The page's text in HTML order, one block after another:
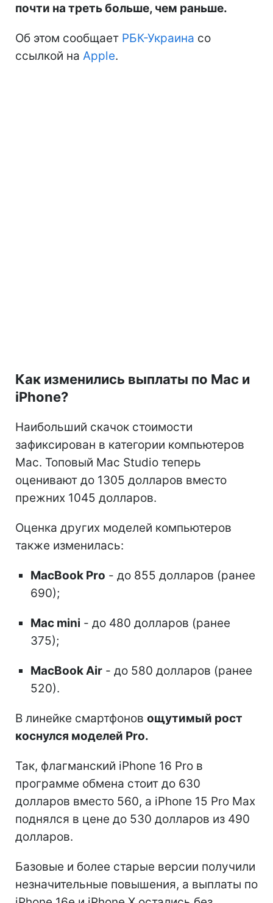
почти на треть больше, чем раньше.
Об этом сообщает РБК-Украина со
ссылкой на Apple.
Как изменились выплаты по Mac и
iPhone?
Наибольший скачок стоимости
зафиксирован в категории компьютеров
Mac. Топовый Mac Studio теперь
оценивают до 1305 долларов вместо
прежних 1045 долларов.
Оценка других моделей компьютеров
также изменилась:
MacBook Pro - до 855 долларов (ранее
690);
Mac mini - до 480 долларов (ранее
375);
MacBook Air - до 580 долларов (ранее
520).
В линейке смартфонов ощутимый рост
коснулся моделей Pro.
Так, флагманский iPhone 16 Pro в
программе обмена стоит до 630
долларов вместо 560, а iPhone 15 Pro Max
поднялся в цене до 530 долларов из 490
долларов.
Базовые и более старые версии получили
незначительные повышения, а выплаты по